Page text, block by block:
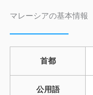
マレーシアの基本情報
首都
公用語